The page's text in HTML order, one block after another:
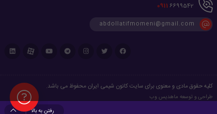
0911 6699542
abdollatifmomeni@gmail.com
کلیه حقوق مادی و معنوی برای سایت کانون شیمی ایران محفوظ می باشد.
طراحی و توسعه ماهدیس وب
رفتن به بالا